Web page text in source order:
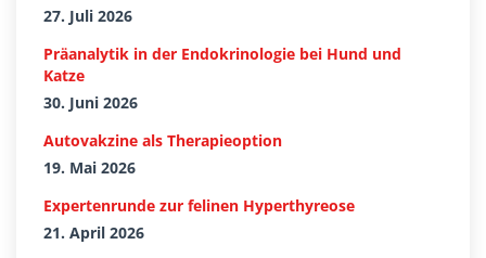
27. Juli 2026
Präanalytik in der Endokrinologie bei Hund und
Katze
30. Juni 2026
Autovakzine als Therapieoption
19. Mai 2026
Expertenrunde zur felinen Hyperthyreose
21. April 2026